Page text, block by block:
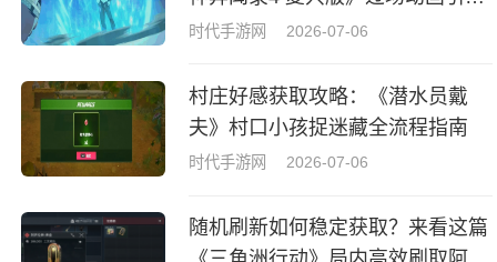
议
时代手游网 2026-07-06
村庄好感获取攻略：《潜水员戴
夫》村口小孩捉迷藏全流程指南
时代手游网 2026-07-06
随机刷新如何稳定获取？来看这篇